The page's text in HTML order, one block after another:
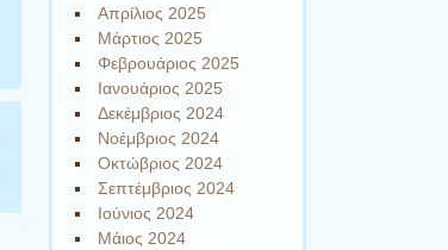
Απρίλιος 2025
Μάρτιος 2025
Φεβρουάριος 2025
Ιανουάριος 2025
Δεκέμβριος 2024
Νοέμβριος 2024
Οκτώβριος 2024
Σεπτέμβριος 2024
Ιούνιος 2024
Μάιος 2024